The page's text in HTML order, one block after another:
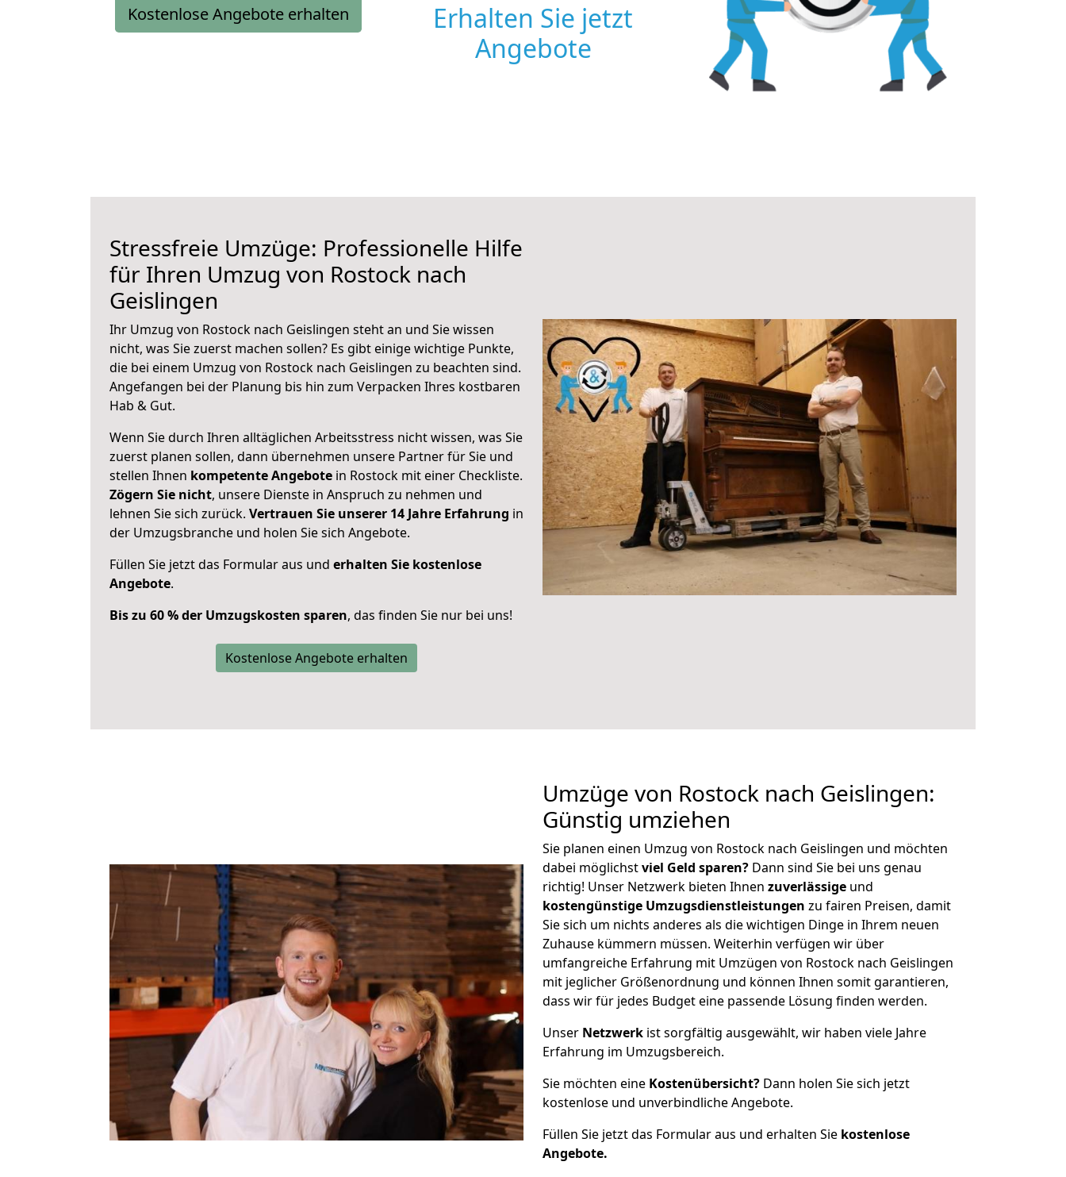
Kostenlose Angebote erhalten
Erhalten Sie jetzt
Angebote
Stressfreie Umzüge: Professionelle Hilfe
für Ihren Umzug von Rostock nach
Geislingen
Ihr Umzug von Rostock nach Geislingen steht an und Sie wissen
nicht, was Sie zuerst machen sollen? Es gibt einige wichtige Punkte,
die bei einem Umzug von Rostock nach Geislingen zu beachten sind.
Angefangen bei der Planung bis hin zum Verpacken Ihres kostbaren
Hab & Gut.
Wenn Sie durch Ihren alltäglichen Arbeitsstress nicht wissen, was Sie
zuerst planen sollen, dann übernehmen unsere Partner für Sie und
stellen Ihnen kompetente Angebote in Rostock mit einer Checkliste.
Zögern Sie nicht, unsere Dienste in Anspruch zu nehmen und
lehnen Sie sich zurück. Vertrauen Sie unserer 14 Jahre Erfahrung in
der Umzugsbranche und holen Sie sich Angebote.
Füllen Sie jetzt das Formular aus und erhalten Sie kostenlose
Angebote.
Bis zu 60 % der Umzugskosten sparen, das finden Sie nur bei uns!
Kostenlose Angebote erhalten
Umzüge von Rostock nach Geislingen:
Günstig umziehen
Sie planen einen Umzug von Rostock nach Geislingen und möchten
dabei möglichstviel Geld sparen? Dann sind Sie bei uns genau
richtig! Unser Netzwerk bieten Ihnen zuverlässige und
kostengünstige Umzugsdienstleistungen zu fairen Preisen, damit
Sie sich um nichts anderes als die wichtigen Dinge in Ihrem neuen
Zuhause kümmern müssen. Weiterhin verfügen wir über
umfangreiche Erfahrung mit Umzügen von Rostock nach Geislingen
mit jeglicher Größenordnung und können Ihnen somit garantieren,
dass wir für jedes Budget eine passende Lösung finden werden.
Unser Netzwerk ist sorgfältig ausgewählt, wir haben viele Jahre
Erfahrung im Umzugsbereich.
Sie möchten eine Kostenübersicht? Dann holen Sie sich jetzt
kostenlose und unverbindliche Angebote.
Füllen Sie jetzt das Formular aus und erhalten Sie kostenlose
Angebote.